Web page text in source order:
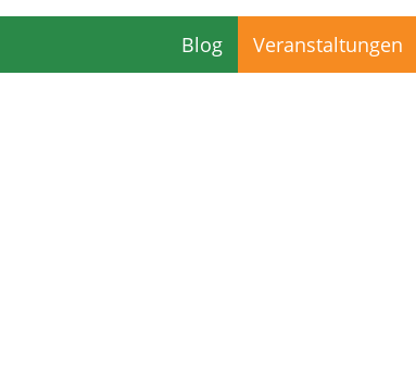
Blog Veranstaltungen